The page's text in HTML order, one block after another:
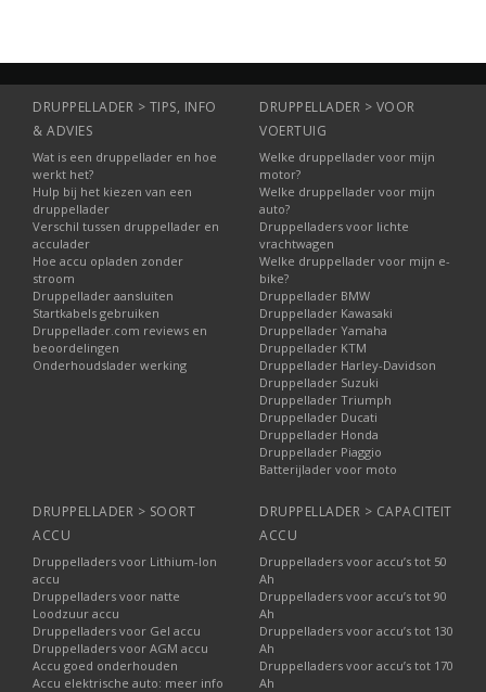
DRUPPELLADER > TIPS, INFO
& ADVIES
Wat is een druppellader en hoe
werkt het?
Hulp bij het kiezen van een
druppellader
Verschil tussen druppellader en
acculader
Hoe accu opladen zonder
stroom
Druppellader aansluiten
Startkabels gebruiken
Druppellader.com reviews en
beoordelingen
Onderhoudslader werking
DRUPPELLADER > VOOR
VOERTUIG
Welke druppellader voor mijn
motor?
Welke druppellader voor mijn
auto?
Druppelladers voor lichte
vrachtwagen
Welke druppellader voor mijn e-
bike?
Druppellader BMW
Druppellader Kawasaki
Druppellader Yamaha
Druppellader KTM
Druppellader Harley-Davidson
Druppellader Suzuki
Druppellader Triumph
Druppellader Ducati
Druppellader Honda
Druppellader Piaggio
Batterijlader voor moto
DRUPPELLADER > SOORT
ACCU
Druppelladers voor Lithium-Ion
accu
Druppelladers voor natte
Loodzuur accu
Druppelladers voor Gel accu
Druppelladers voor AGM accu
Accu goed onderhouden
Accu elektrische auto: meer info
DRUPPELLADER > CAPACITEIT
ACCU
Druppelladers voor accu’s tot 50
Ah
Druppelladers voor accu’s tot 90
Ah
Druppelladers voor accu’s tot 130
Ah
Druppelladers voor accu’s tot 170
Ah